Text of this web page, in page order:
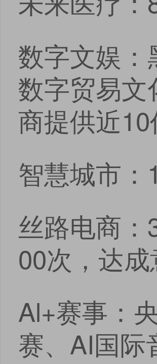
数字文娱
数字贸易
商提供近
智慧城市
丝路电商
00次，达
Al+赛事：
赛、AI国际